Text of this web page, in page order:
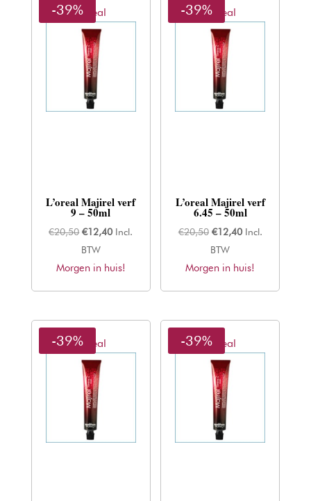
L'oreal
-39%
L’oreal Majirel verf
9 – 50ml
€20,50 Oorspronkelijke
prijs
was:
€12,40Huidige
is:
Incl.
BTW
Morgen in huis!
L'oreal
-39%
L’oreal Majirel verf
6.45 – 50ml
€20,50 Oorspronkelijke
prijs
was:
€12,40Huidige
is:
Incl.
BTW
Morgen in huis!
L'oreal
-39% L'oreal
-39%